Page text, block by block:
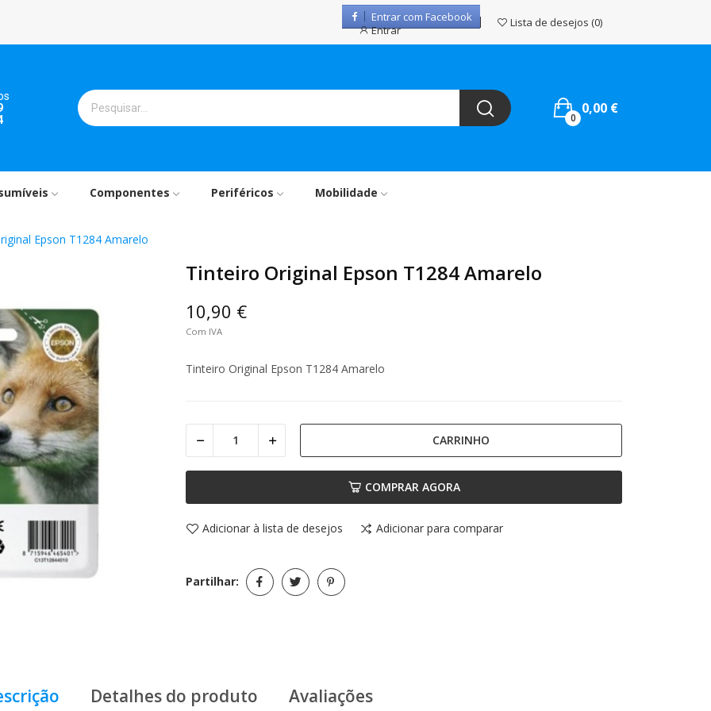
Entrar com Facebook
Entrar
Lista de desejos 0
0,00 €
0
Componentes Periféricos Mobilidade
Epson T1284 Amarelo
Tinteiro Original Epson T1284 Amarelo
10,90 €
Com IVA
Tinteiro Original Epson T1284 Amarelo
CARRINHO
COMPRAR AGORA
Adicionar à lista de desejos Adicionar para comparar
Partilhar:
Detalhes do produto Avaliações